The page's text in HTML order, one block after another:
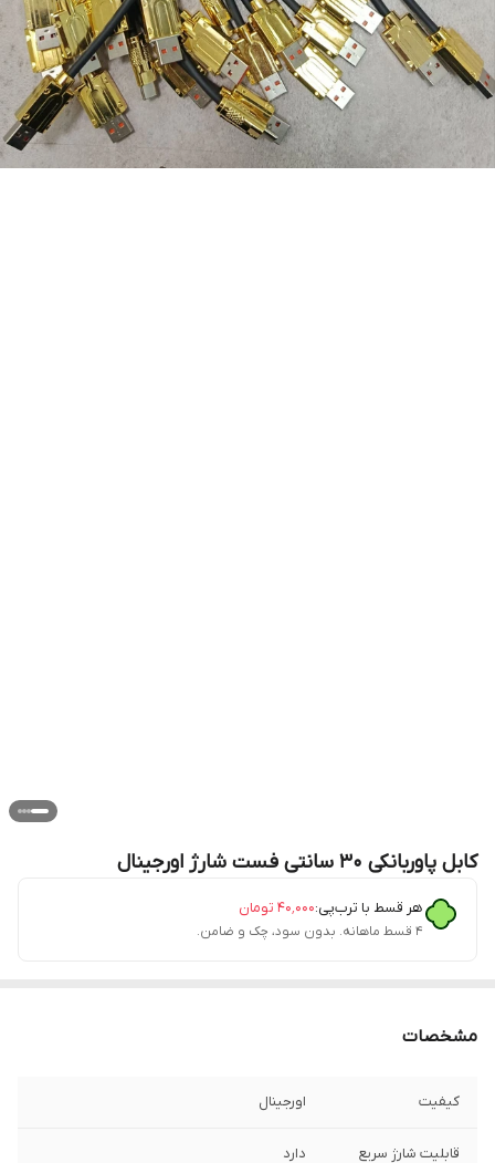
کابل پاوربانکی 30 سانتی فست شارژ اورجینال
هر قسط با ترب‌پی:۴۰٬۰۰۰ تومان
۴ قسط ماهانه. بدون سود، چک و ضامن.
مشخصات
کیفیت اورجینال
قابلیت شارژ سریع دارد